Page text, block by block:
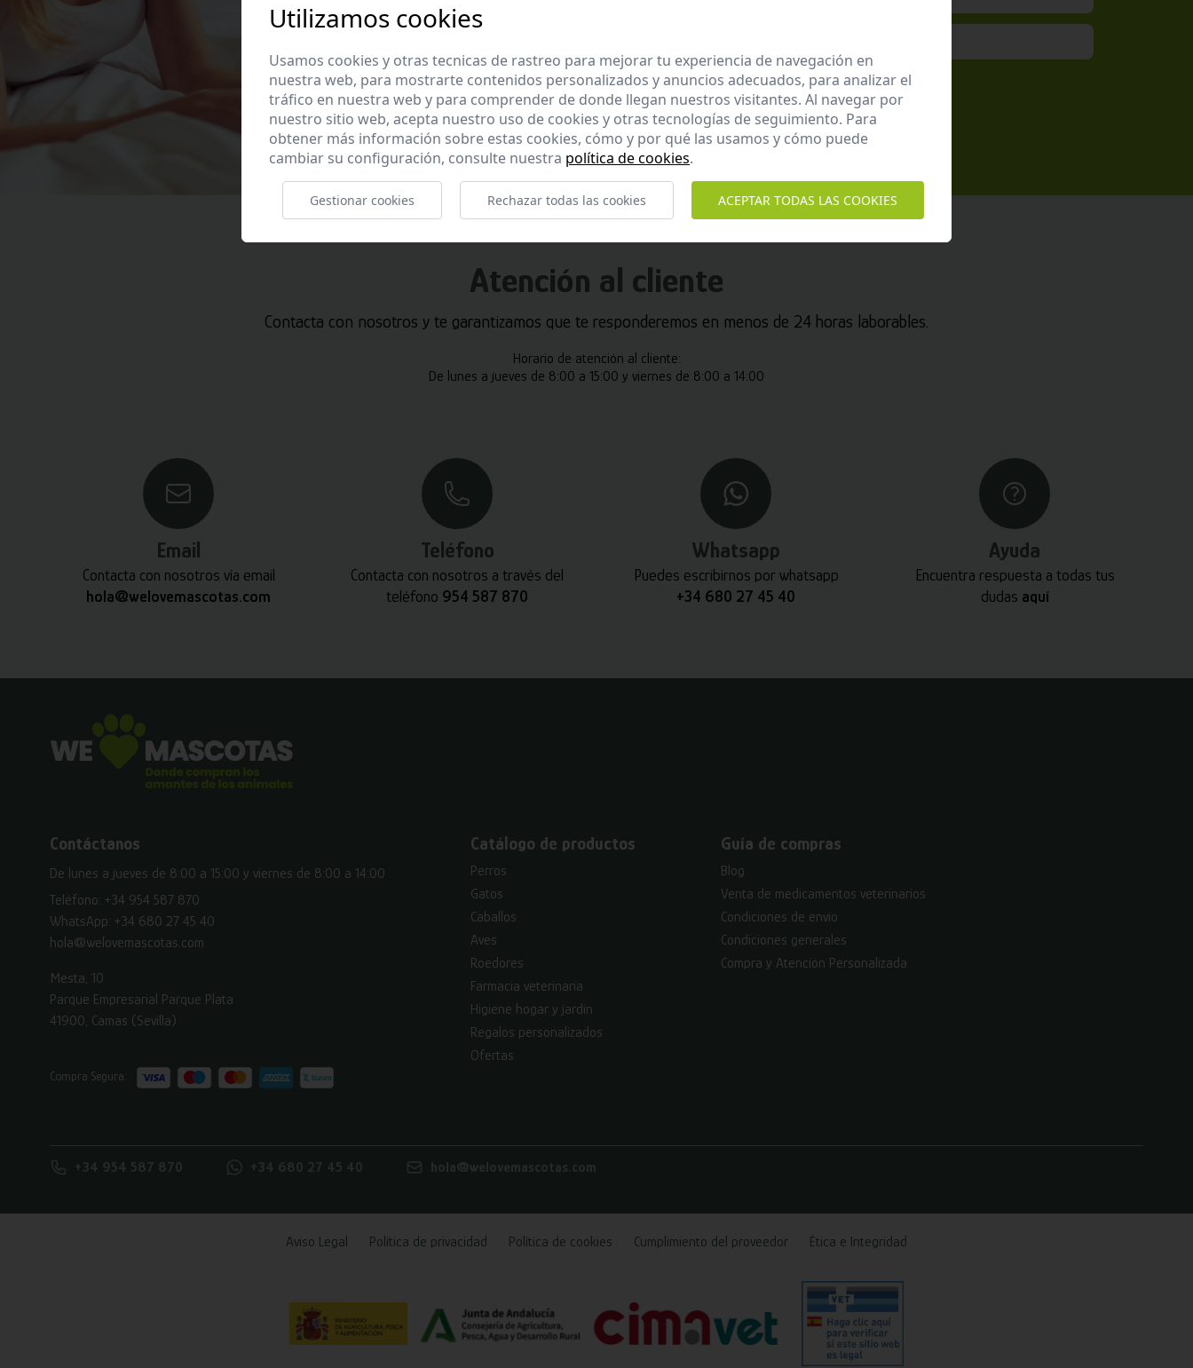
He leído y acepto laPolítica de Privacidad
Enviar
Atención al cliente
Contacta con nosotros y te garantizamos que te responderemos en menos de 24 horas laborables.
Horario de atención al cliente:
De lunes a jueves de 8:00 a 15:00 y viernes de 8:00 a 14:00
Email
Contacta con nosotros vía email
hola@welovemascotas.com
Teléfono
Contacta con nosotros a través del
teléfono 954 587 870
Whatsapp
Puedes escribirnos por whatsapp
+34 680 27 45 40
Ayuda
Encuentra respuesta a todas tus
dudas aquí
Contáctanos
De lunes a jueves de 8:00 a 15:00 y viernes de 8:00 a 14:00
Teléfono: +34 954 587 870
WhatsApp: +34 680 27 45 40
hola@welovemascotas.com
Mesta, 10
Parque Empresarial Parque Plata
41900, Camas (Sevilla)
Compra Segura:
Catálogo de productos
Perros
Gatos
Caballos
Aves
Roedores
Farmacia veterinaria
Higiene hogar y jardín
Regalos personalizados
Ofertas
Guía de compras
Blog
Venta de medicamentos veterinarios
Condiciones de envío
Condiciones generales
Compra y Atención Personalizada
+34 954 587 870 +34 680 27 45 40 hola@welovemascotas.com
Aviso Legal Política de privacidad Política de cookies Cumplimiento del proveedor Ética e Integridad
Utilizamos cookies
Usamos cookies y otras tecnicas de rastreo para mejorar tu experiencia de navegación en
nuestra web, para mostrarte contenidos personalizados y anuncios adecuados, para analizar el
tráfico en nuestra web y para comprender de donde llegan nuestros visitantes. Al navegar por
nuestro sitio web, acepta nuestro uso de cookies y otras tecnologías de seguimiento. Para
obtener más información sobre estas cookies, cómo y por qué las usamos y cómo puede
cambiar su configuración, consulte nuestra política de cookies.
Gestionar cookies Rechazar todas las cookies ACEPTAR TODAS LAS COOKIES